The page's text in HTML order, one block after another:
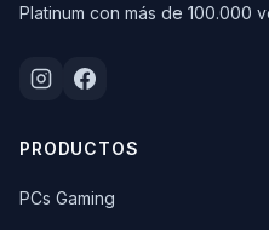
Platinum con más de 100.000
PRODUCTOS
PCs Gaming